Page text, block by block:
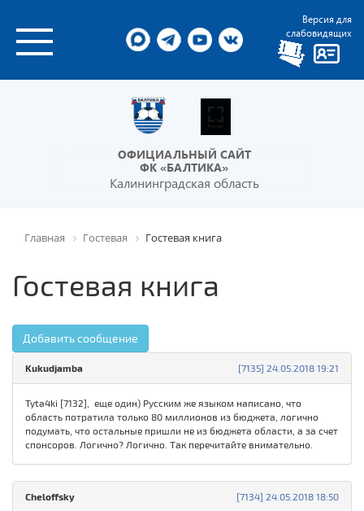
Версия для
слабовидящих
ОФИЦИАЛЬНЫЙ САЙТ
ФК «БАЛТИКА»
Калининградская область
Главная Гостевая Гостевая книга
Гостевая книга
Добавить сообщение
[7135] 24.05.2018 19:21
Kukudjamba
Tyta4ki [7132], еще один) Русским же языком написано, что
область потратила только 80 миллионов из бюджета, логично
подумать, что остальные пришли не из бюджета области, а за счет
спонсоров. Логично? Логично. Так перечитайте внимательно.
[7134] 24.05.2018 18:50
Cheloffsky